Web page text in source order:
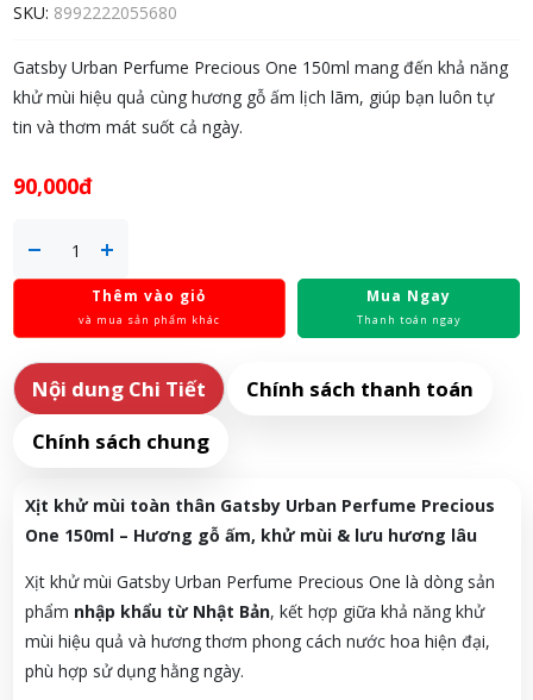
SKU: 8992222055680
Gatsby Urban Perfume Precious One 150ml mang đến khả năng
khử mùi hiệu quả cùng hương gỗ ấm lịch lãm, giúp bạn luôn tự
tin và thơm mát suốt cả ngày.
90,000đ
Thêm vào giỏ
và mua sản phẩm khác
Mua Ngay
Thanh toán ngay
Nội dung Chi Tiết
Chính sách thanh toán
Chính sách chung
Xịt khử mùi toàn thân Gatsby Urban Perfume Precious
One 150ml – Hương gỗ ấm, khử mùi & lưu hương lâu
Xịt khử mùi Gatsby Urban Perfume Precious One là dòng sản
phẩm nhập khẩu từ Nhật Bản, kết hợp giữa khả năng khử
mùi hiệu quả và hương thơm phong cách nước hoa hiện đại,
phù hợp sử dụng hằng ngày.